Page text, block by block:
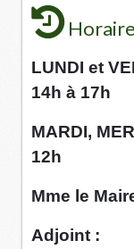
LUNDI et
14h à 17h
MARDI,
12h
Mme le
Adjoint :